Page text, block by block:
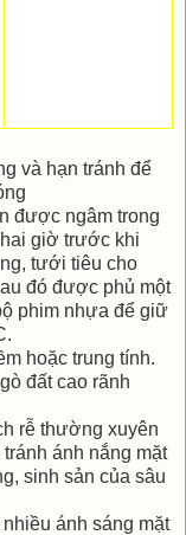
và hạn tránh để
được ngâm trong
giờ trước khi
tưới tiêu cho
đó được phủ một
phim nhựa để giữ
hoặc trung tính.
đất cao rãnh
rễ thường xuyên
ánh nắng mặt
sinh sản của sâu
ánh sáng mặt